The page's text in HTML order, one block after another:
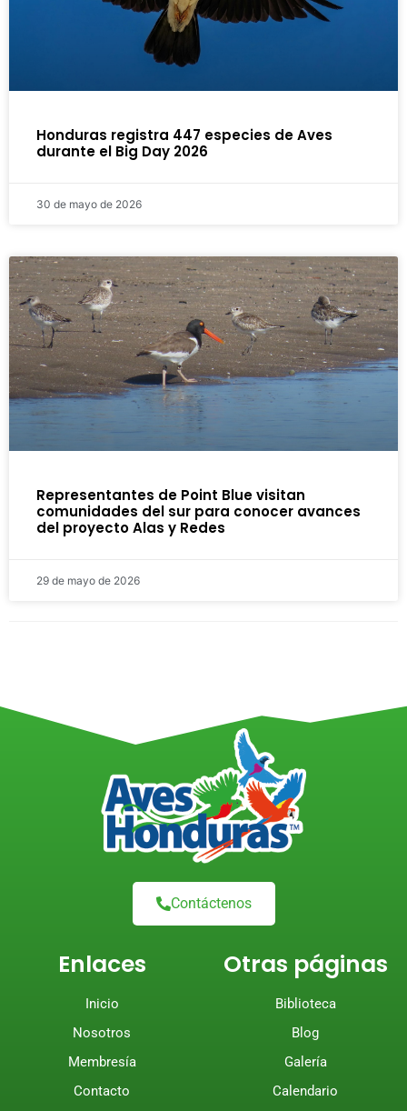
Honduras registra 447 especies de Aves
durante el Big Day 2026
30 de mayo de 2026
Representantes de Point Blue visitan
comunidades del sur para conocer avances
del proyecto Alas y Redes
29 de mayo de 2026
Contáctenos
Enlaces
Inicio
Nosotros
Membresía
Contacto
Otras páginas
Biblioteca
Blog
Galería
Calendario